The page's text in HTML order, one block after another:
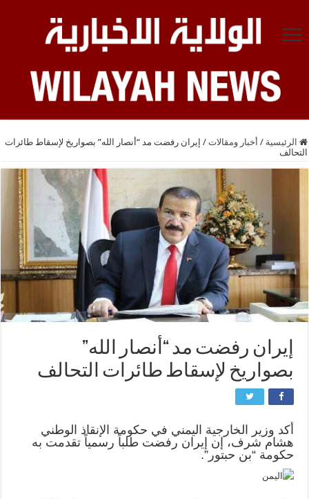
الرئيسية / أخبار ومقالات / إيران رفضت مد “أنصار الله” بصواريخ لإسقاط طائرات
التحالف
إيران رفضت مد “أنصار الله”
بصواريخ لإسقاط طائرات التحالف
أكد وزير الخارجية اليمني في حكومة الإنقاذ الوطني
هشام شرف، إن إيران رفضت طلباً رسمياً تقدمت به
حكومة “بن حبتور”.